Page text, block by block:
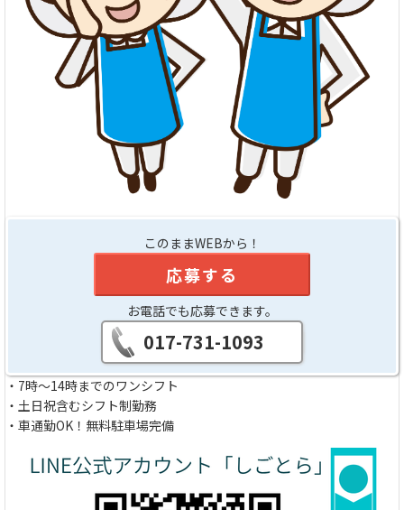
このままWEBから！
応募する
お電話でも応募できます。
017-731-1093
・7時～14時までのワンシフト
・土日祝含むシフト制勤務
・車通勤OK！無料駐車場完備